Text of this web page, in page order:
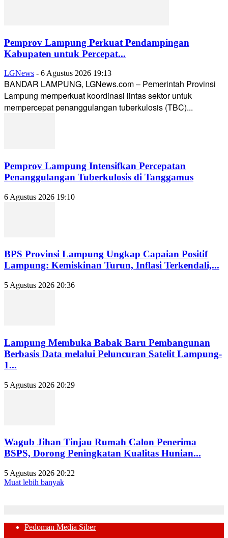
Pemprov Lampung Perkuat Pendampingan
Kabupaten untuk Percepat...
LGNews - 6 Agustus 2026 19:13
BANDAR LAMPUNG, LGNews.com – Pemerintah Provinsi
Lampung memperkuat koordinasi lintas sektor untuk
mempercepat penanggulangan tuberkulosis (TBC)...
Pemprov Lampung Intensifkan Percepatan
Penanggulangan Tuberkulosis di Tanggamus
6 Agustus 2026 19:10
BPS Provinsi Lampung Ungkap Capaian Positif
Lampung: Kemiskinan Turun, Inflasi Terkendali,...
5 Agustus 2026 20:36
Lampung Membuka Babak Baru Pembangunan
Berbasis Data melalui Peluncuran Satelit Lampung-
1...
5 Agustus 2026 20:29
Wagub Jihan Tinjau Rumah Calon Penerima
BSPS, Dorong Peningkatan Kualitas Hunian...
5 Agustus 2026 20:22
Muat lebih banyak
Pedoman Media Siber